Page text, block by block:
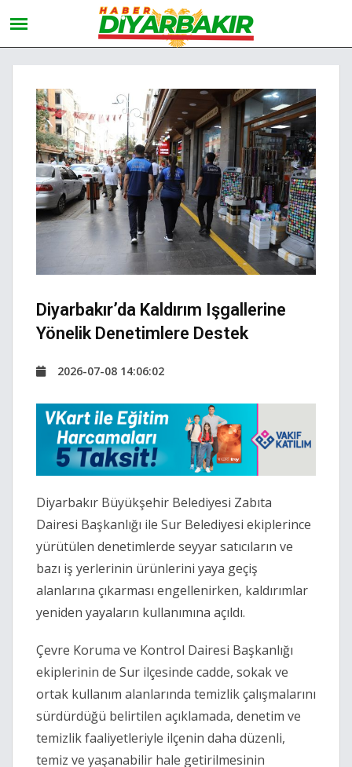
Diyarbakır’da Kaldırım Işgallerine
Yönelik Denetimlere Destek
2026-07-08 14:06:02
Diyarbakır Büyükşehir Belediyesi Zabıta
Dairesi Başkanlığı ile Sur Belediyesi ekiplerince
yürütülen denetimlerde seyyar satıcıların ve
bazı iş yerlerinin ürünlerini yaya geçiş
alanlarına çıkarması engellenirken, kaldırımlar
yeniden yayaların kullanımına açıldı.
Çevre Koruma ve Kontrol Dairesi Başkanlığı
ekiplerinin de Sur ilçesinde cadde, sokak ve
ortak kullanım alanlarında temizlik çalışmalarını
sürdürdüğü belirtilen açıklamada, denetim ve
temizlik faaliyetleriyle ilçenin daha düzenli,
temiz ve yaşanabilir hale getirilmesinin